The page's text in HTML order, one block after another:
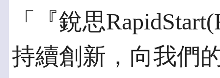
「『銳思
持續創新，向我們